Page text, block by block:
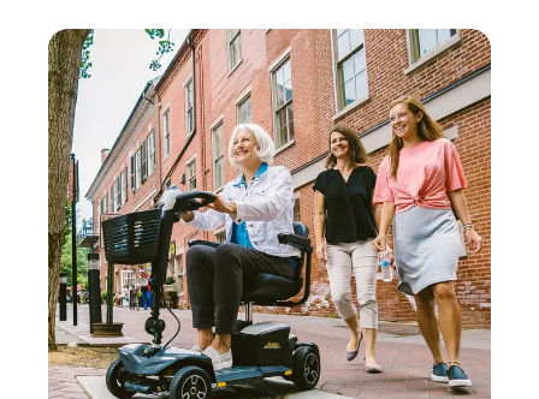
lo necesitas en ciertas campañas. Con el alquiler,
pagas por el tiempo que lo usas, tienes opciones para
distintos trabajos y además te olvidas de
mantenimiento, reparaciones o seguros. Vamos a ver,
de forma clara y sencilla, qué puntos debes mirar
antes de alquilar un tractor.